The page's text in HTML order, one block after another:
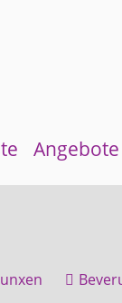
Angebote
Kinder-